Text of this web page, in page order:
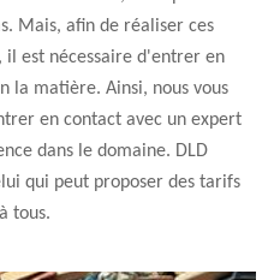
Mais, afin de réaliser ces
est nécessaire d'entrer en
la matière. Ainsi, nous vous
en contact avec un expert
dans le domaine. DLD
qui peut proposer des tarifs
tous.